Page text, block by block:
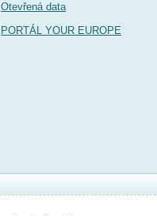
Otevřená data
PORTÁL YOUR EUROPE